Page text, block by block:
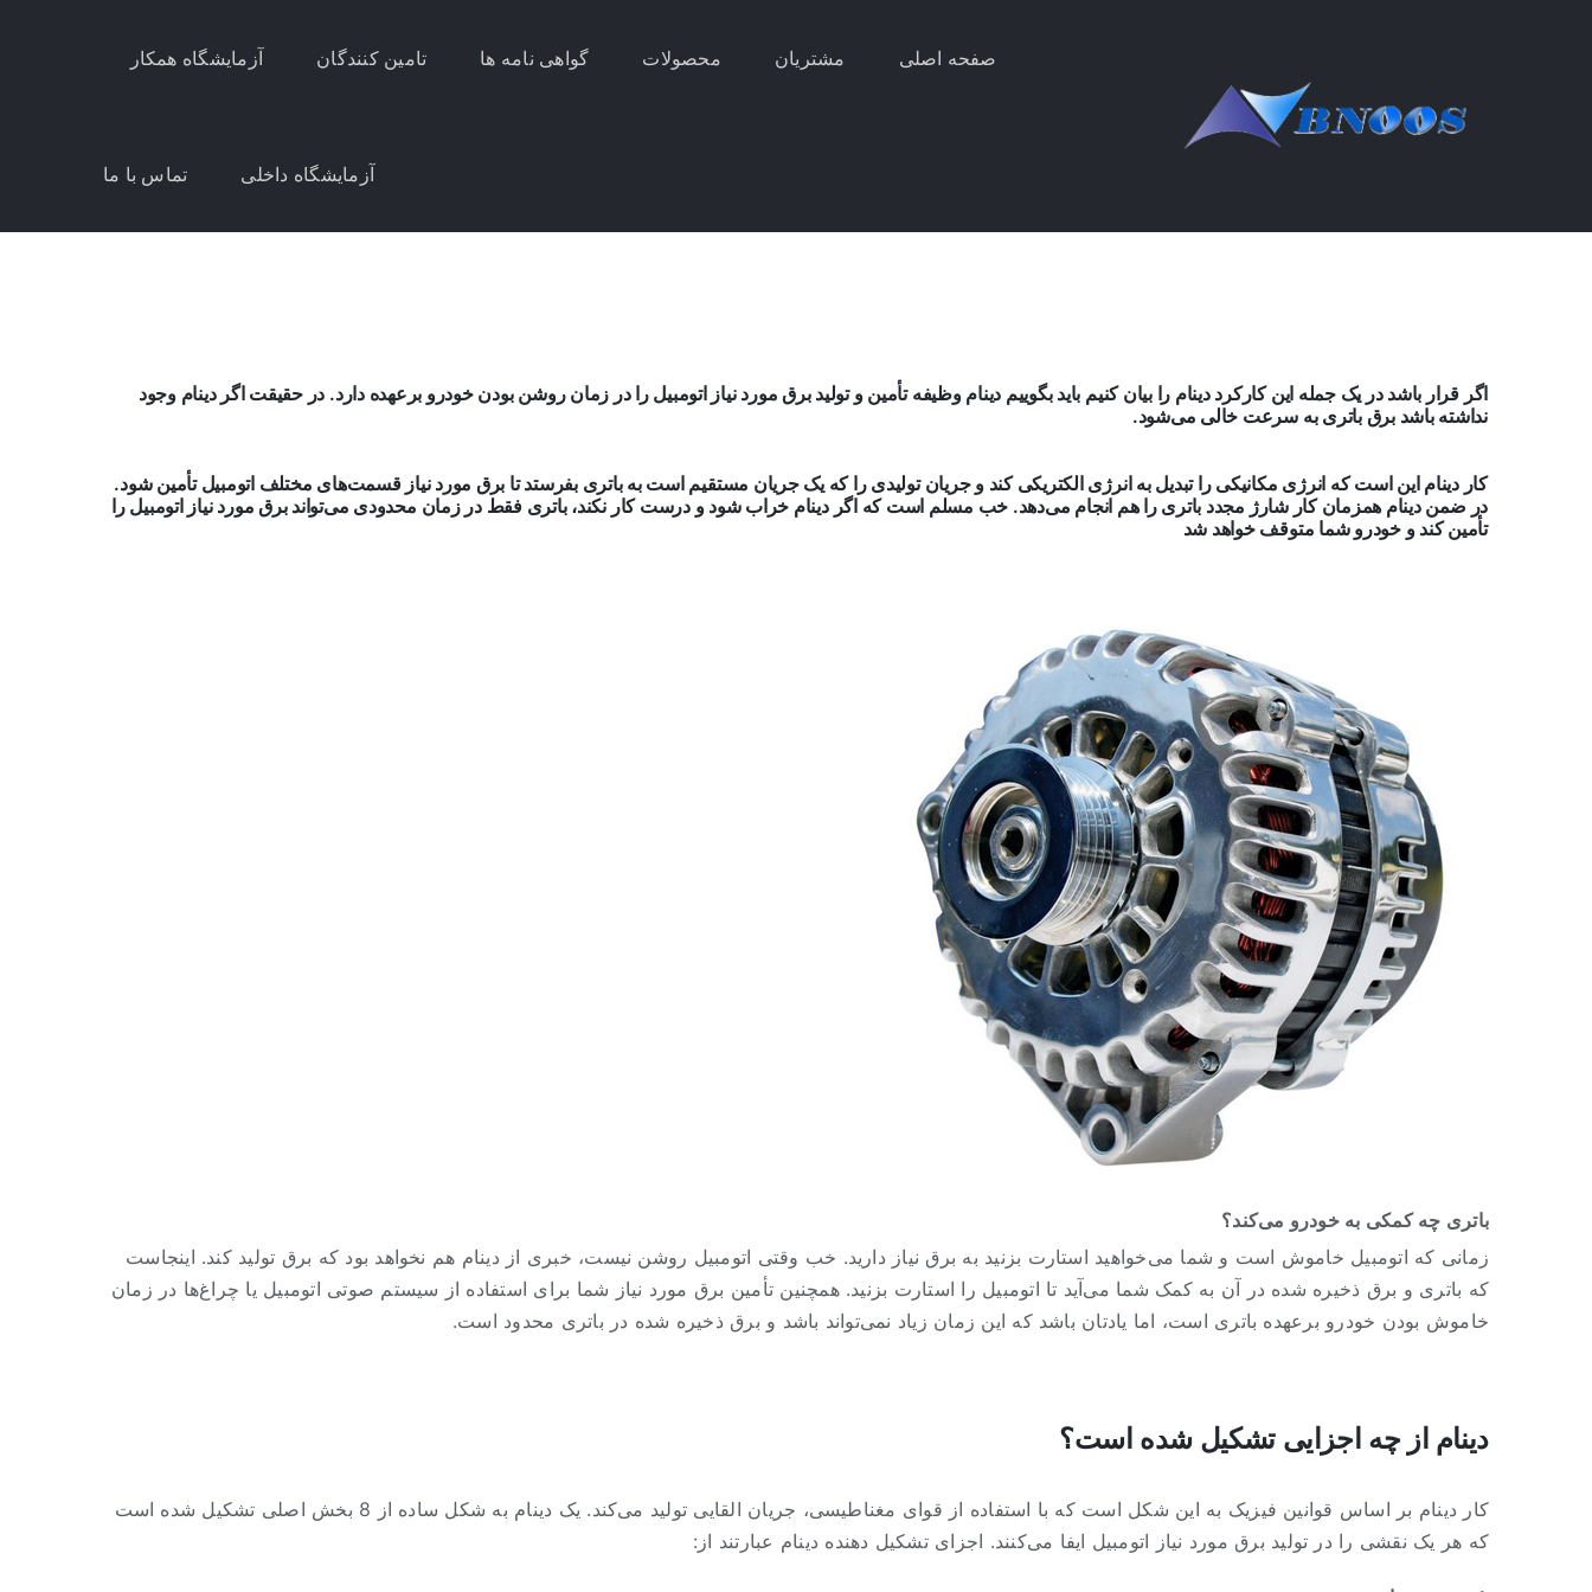
صفحه اصلی مشتریان محصولات گواهی نامه ها تامین کنندگان آزمایشگاه همکار
آزمایشگاه داخلی تماس با ما
اگر قرار باشد در یک جمله این کارکرد دینام را بیان کنیم باید بگوییم دینام وظیفه تأمین و تولید برق مورد نیاز اتومبیل را در زمان روشن بودن خودرو برعهده دارد. در حقیقت اگر دینام وجود
نداشته باشد برق باتری به سرعت خالی می‌شود.
کار دینام این است که انرژی مکانیکی را تبدیل به انرژی الکتریکی کند و جریان تولیدی را که یک جریان مستقیم است به باتری بفرستد تا برق مورد نیاز قسمت‌های مختلف اتومبیل تأمین شود.
در ضمن دینام همزمان کار شارژ مجدد باتری را هم انجام می‌دهد. خب مسلم است که اگر دینام خراب شود و درست کار نکند، باتری فقط در زمان محدودی می‌تواند برق مورد نیاز اتومبیل را
تأمین کند و خودرو شما متوقف خواهد شد
باتری چه کمکی به خودرو می‌کند؟
زمانی که اتومبیل خاموش است و شما می‌خواهید استارت بزنید به برق نیاز دارید. خب وقتی اتومبیل روشن نیست، خبری از دینام هم نخواهد بود که برق تولید کند. اینجاست
که باتری و برق ذخیره شده در آن به کمک شما می‌آید تا اتومبیل را استارت بزنید. همچنین تأمین برق مورد نیاز شما برای استفاده از سیستم صوتی اتومبیل یا چراغ‌ها در زمان
خاموش بودن خودرو برعهده باتری است، اما یادتان باشد که این زمان زیاد نمی‌تواند باشد و برق ذخیره شده در باتری محدود است.
دینام از چه اجزایی تشکیل شده است؟
کار دینام بر اساس قوانین فیزیک به این شکل است که با استفاده از قوای مغناطیسی، جریان القایی تولید می‌کند. یک دینام به شکل ساده از 8 بخش اصلی تشکیل شده است
که هر یک نقشی را در تولید برق مورد نیاز اتومبیل ایفا می‌کنند. اجزای تشکیل دهنده دینام عبارتند از: